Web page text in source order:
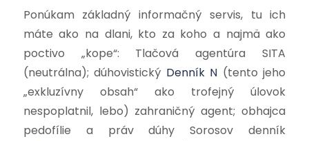
Ponúkam základný informačný servis, tu ich
máte ako na dlani, kto za koho a najmä ako
poctivo „kope“: Tlačová agentúraSITA
(neutrálna);dúhovistický Denník N (tento jeho
„exkluzívny obsah“ ako trofejný úlovok
nespoplatnil, lebo) zahraničný agent; obhajca
pedofílie a práv dúhy Sorosov denník